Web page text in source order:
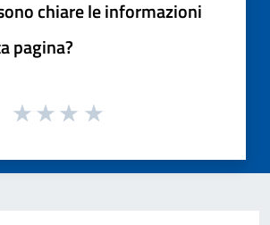
chiare le informazioni
pagina?